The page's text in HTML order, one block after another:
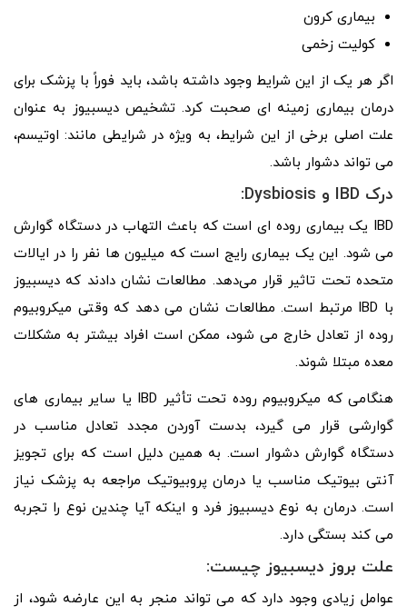
بیماری کرون
کولیت زخمی
اگر هر یک از این شرایط وجود داشته باشد، باید فوراً با پزشک برای
درمان بیماری زمینه ای صحبت کرد. تشخیص دیسبیوز به عنوان
علت اصلی برخی از این شرایط، به ویژه در شرایطی مانند: اوتیسم،
می تواند دشوار باشد.
درک IBD و Dysbiosis:
IBD یک بیماری روده ای است که باعث التهاب در دستگاه گوارش
می شود. این یک بیماری رایج است که میلیون‌ ها نفر را در ایالات
متحده تحت تاثیر قرار می‌دهد. مطالعات نشان دادند که دیسبیوز
با IBD مرتبط است. مطالعات نشان می دهد که وقتی میکروبیوم
روده از تعادل خارج می شود، ممکن است افراد بیشتر به مشکلات
معده مبتلا شوند.
هنگامی که میکروبیوم روده تحت تأثیر IBD یا سایر بیماری های
گوارشی قرار می گیرد، بدست آوردن مجدد تعادل مناسب در
دستگاه گوارش دشوار است. به همین دلیل است که برای تجویز
آنتی بیوتیک مناسب یا درمان پروبیوتیک مراجعه به پزشک نیاز
است. درمان به نوع دیسبیوز فرد و اینکه آیا چندین نوع را تجربه
می کند بستگی دارد.
علت بروز دیسبیوز چیست:
عوامل زیادی وجود دارد که می تواند منجر به این عارضه شود، از